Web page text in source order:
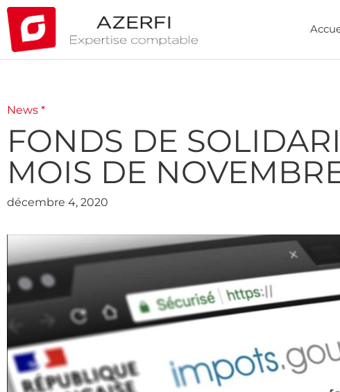
News *
FONDS DE
MOIS DE
décembre 4, 2020